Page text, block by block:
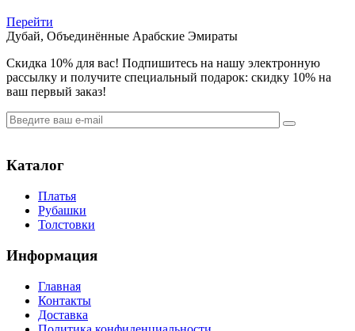
Перейти
Дубай, Объединённые Арабские Эмираты
Cкидка 10% для вас! Подпишитесь на нашу электронную
рассылку и получите специальный подарок: скидку 10% на
ваш первый заказ!
Каталог
Платья
Рубашки
Толстовки
Информация
Главная
Контакты
Доставка